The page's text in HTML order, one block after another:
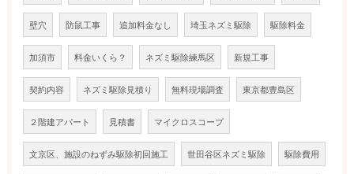
壁穴 防鼠工事 追加料金なし 埼玉ネズミ駆除 駆除料金
加須市 料金いくら？ ネズミ駆除練馬区 新規工事
契約内容 ネズミ駆除見積り 無料現場調査 東京都豊島区
２階建アパート 見積書 マイクロスコープ
文京区、施設のねずみ駆除初回施工 世田谷区ネズミ駆除 駆除費用